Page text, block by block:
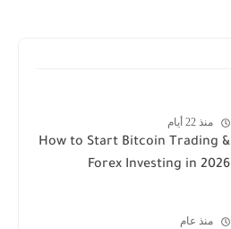
منذ 22 أيام
How to Start Bitcoin Trading &
Forex Investing in 2026
منذ عام